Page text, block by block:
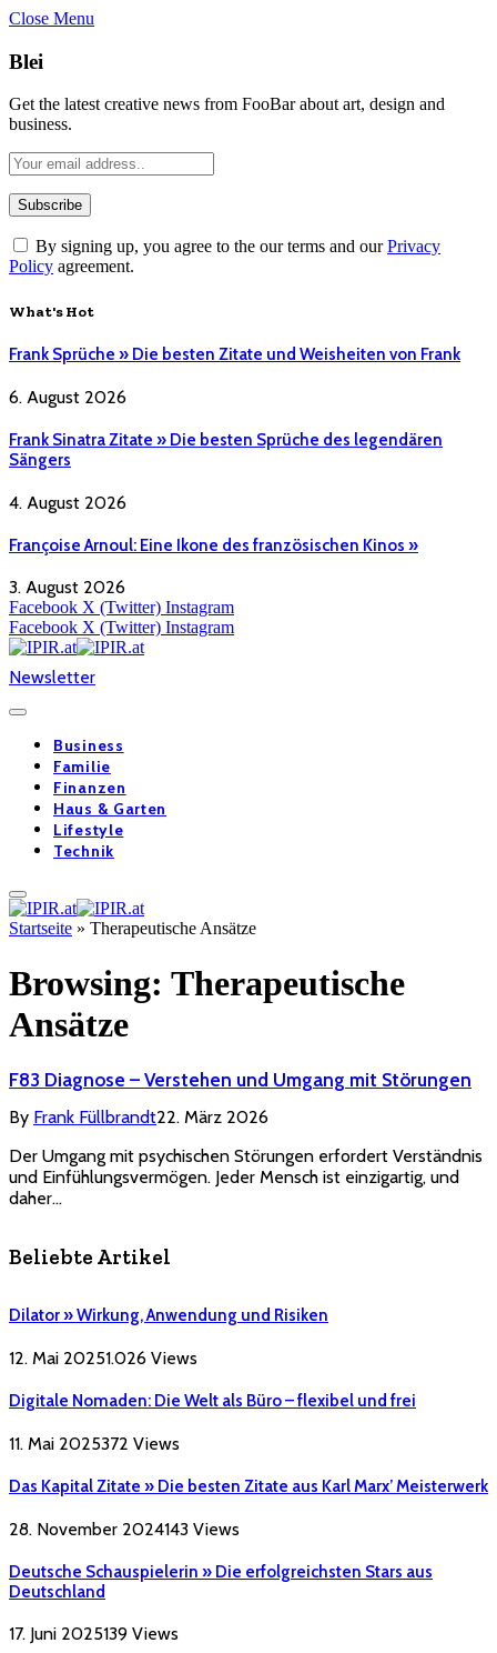
Close Menu
Blei
Get the latest creative news from FooBar about art, design and
business.
By signing up, you agree to the our terms and ourPrivacy
Policy agreement.
What's Hot
Frank Sprüche » Die besten Zitate und Weisheiten von Frank
6. August 2026
Frank Sinatra Zitate » Die besten Sprüche des legendären
Sängers
4. August 2026
Françoise Arnoul: Eine Ikone des französischen Kinos »
3. August 2026
Facebook X (Twitter) Instagram
Facebook X (Twitter) Instagram
Newsletter
Business
Familie
Finanzen
Haus & Garten
Lifestyle
Technik
Startseite » Therapeutische Ansätze
Browsing: Therapeutische
Ansätze
F83 Diagnose – Verstehen und Umgang mit Störungen
By Frank Füllbrandt22. März 2026
Der Umgang mit psychischen Störungen erfordert Verständnis
und Einfühlungsvermögen. Jeder Mensch ist einzigartig, und
daher…
Beliebte Artikel
Dilator » Wirkung, Anwendung und Risiken
12. Mai 20251.026 Views
Digitale Nomaden: Die Welt als Büro – flexibel und frei
11. Mai 2025372 Views
Das Kapital Zitate » Die besten Zitate aus Karl Marx’ Meisterwerk
28. November 2024143 Views
Deutsche Schauspielerin » Die erfolgreichsten Stars aus
Deutschland
17. Juni 2025139 Views